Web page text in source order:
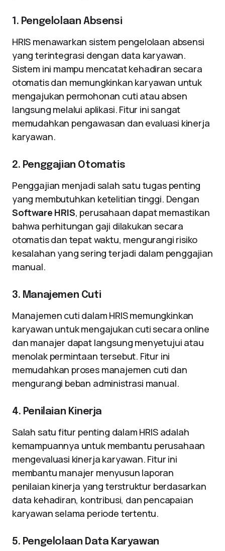
1. Pengelolaan Absensi
HRIS menawarkan sistem pengelolaan absensi
yang terintegrasi dengan data karyawan.
Sistem ini mampu mencatat kehadiran secara
otomatis dan memungkinkan karyawan untuk
mengajukan permohonan cuti atau absen
langsung melalui aplikasi. Fitur ini sangat
memudahkan pengawasan dan evaluasi kinerja
karyawan.
2. Penggajian Otomatis
Penggajian menjadi salah satu tugas penting
yang membutuhkan ketelitian tinggi. Dengan
Software HRIS, perusahaan dapat memastikan
bahwa perhitungan gaji dilakukan secara
otomatis dan tepat waktu, mengurangi risiko
kesalahan yang sering terjadi dalam penggajian
manual.
3. Manajemen Cuti
Manajemen cuti dalam HRIS memungkinkan
karyawan untuk mengajukan cuti secara online
dan manajer dapat langsung menyetujui atau
menolak permintaan tersebut. Fitur ini
memudahkan proses manajemen cuti dan
mengurangi beban administrasi manual.
4. Penilaian Kinerja
Salah satu fitur penting dalam HRIS adalah
kemampuannya untuk membantu perusahaan
mengevaluasi kinerja karyawan. Fitur ini
membantu manajer menyusun laporan
penilaian kinerja yang terstruktur berdasarkan
data kehadiran, kontribusi, dan pencapaian
karyawan selama periode tertentu.
5. Pengelolaan Data Karyawan